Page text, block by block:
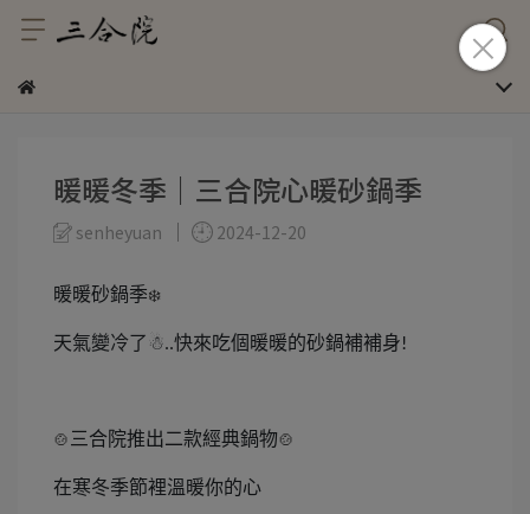
暖暖冬季｜三合院心暖砂鍋季
senheyuan 2024-12-20
暖暖砂鍋季❄
天氣變冷了 ☃︎..快來吃個暖暖的砂鍋補補身!
🍲 三合院推出二款經典鍋物🍲
在寒冬季節裡溫暖你的心